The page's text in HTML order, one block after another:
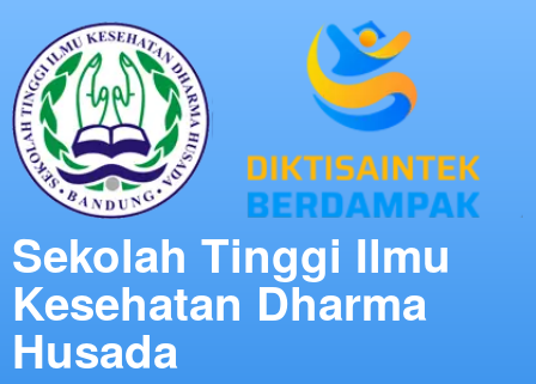
Sekolah Tinggi Ilmu
Kesehatan Dharma
Husada